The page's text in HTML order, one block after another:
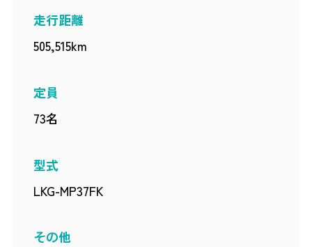
走行距離
505,515km
定員
73名
型式
LKG-MP37FK
その他